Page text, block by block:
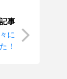
に
！